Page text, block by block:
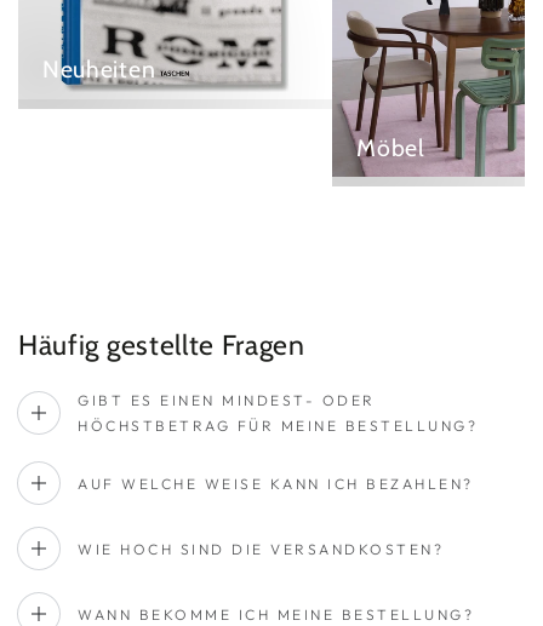
Neuheiten
Möbel
Häufig gestellte Fragen
GIBT ES EINEN MINDEST- ODER
HÖCHSTBETRAG FÜR MEINE BESTELLUNG?
AUF WELCHE WEISE KANN ICH BEZAHLEN?
WIE HOCH SIND DIE VERSANDKOSTEN?
WANN BEKOMME ICH MEINE BESTELLUNG?